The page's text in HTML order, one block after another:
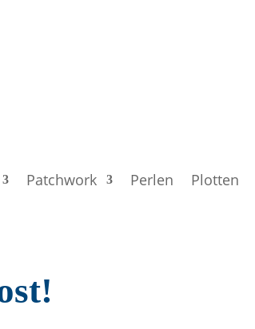
Patchwork Perlen Plotten